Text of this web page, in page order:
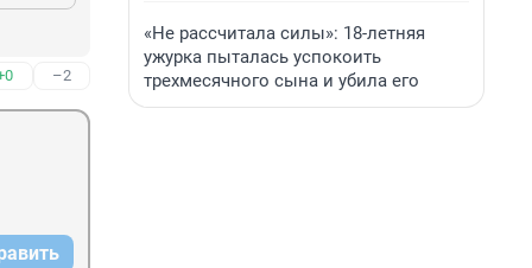
–2
«Не рассчитала силы»: 18-летняя
ужурка пыталась успокоить
трехмесячного сына и убила его